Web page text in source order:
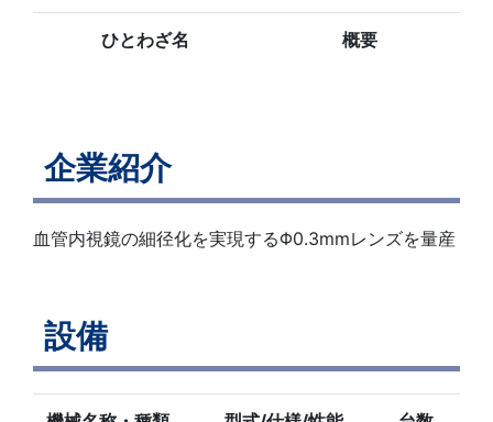
ひとわざ名 概要
企業紹介
血管内視鏡の細径化を実現するΦ0.3mmレンズを量産
設備